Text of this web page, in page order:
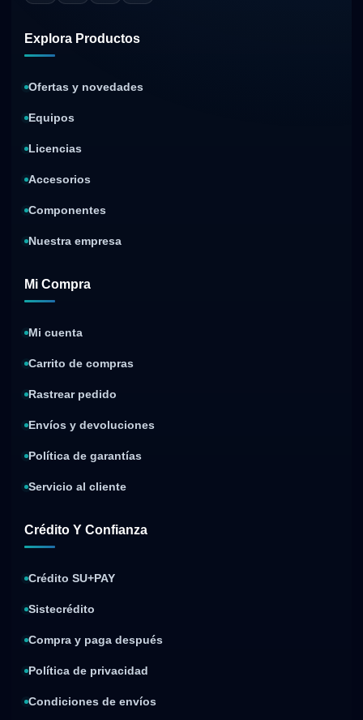
Explora Productos
Ofertas y novedades
Equipos
Licencias
Accesorios
Componentes
Nuestra empresa
Mi Compra
Mi cuenta
Carrito de compras
Rastrear pedido
Envíos y devoluciones
Política de garantías
Servicio al cliente
Crédito Y Confianza
Crédito SU+PAY
Sistecrédito
Compra y paga después
Política de privacidad
Condiciones de envíos